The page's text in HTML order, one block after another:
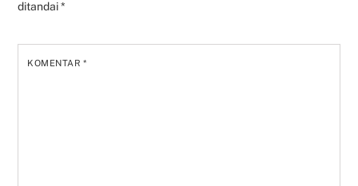
ditandai*
KOMENTAR*